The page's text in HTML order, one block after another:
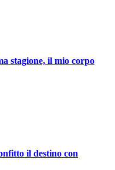
stagione, il mio corpo
il destino con